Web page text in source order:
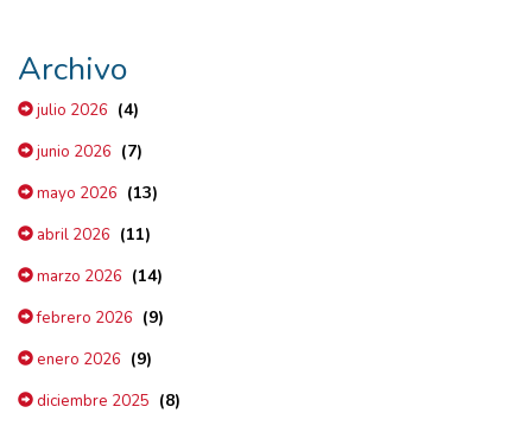
Archivo
julio 2026 (4)
junio 2026 (7)
mayo 2026 (13)
abril 2026 (11)
marzo 2026 (14)
febrero 2026 (9)
enero 2026 (9)
diciembre 2025 (8)